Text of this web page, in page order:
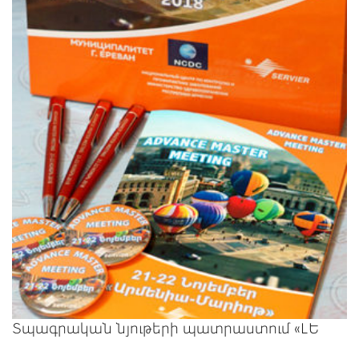
Տպագրական նյութերի պատրաստում «ԼԵ